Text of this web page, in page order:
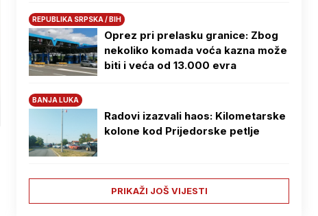
REPUBLIKA SRPSKA / BIH
Oprez pri prelasku granice: Zbog
nekoliko komada voća kazna može
biti i veća od 13.000 evra
BANJA LUKA
Radovi izazvali haos: Kilometarske
kolone kod Prijedorske petlje
PRIKAŽI JOŠ VIJESTI